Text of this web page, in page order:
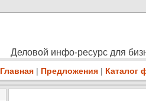
Деловой инфо-ресурс для
Главная | Предложения | Каталог